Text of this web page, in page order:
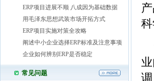
科
ERP项目进展不顺 八成因为基础数据
用毛泽东思想武装市场开拓方式
ERP项目实施对策全攻略
阐述中小企业选择ERP标准及注意事项
企业如何辨别ERP是否稳定
常见问题